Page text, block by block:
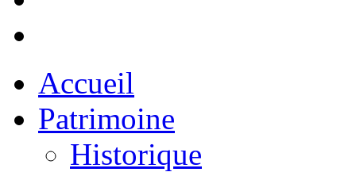
Accueil
Patrimoine
Historique